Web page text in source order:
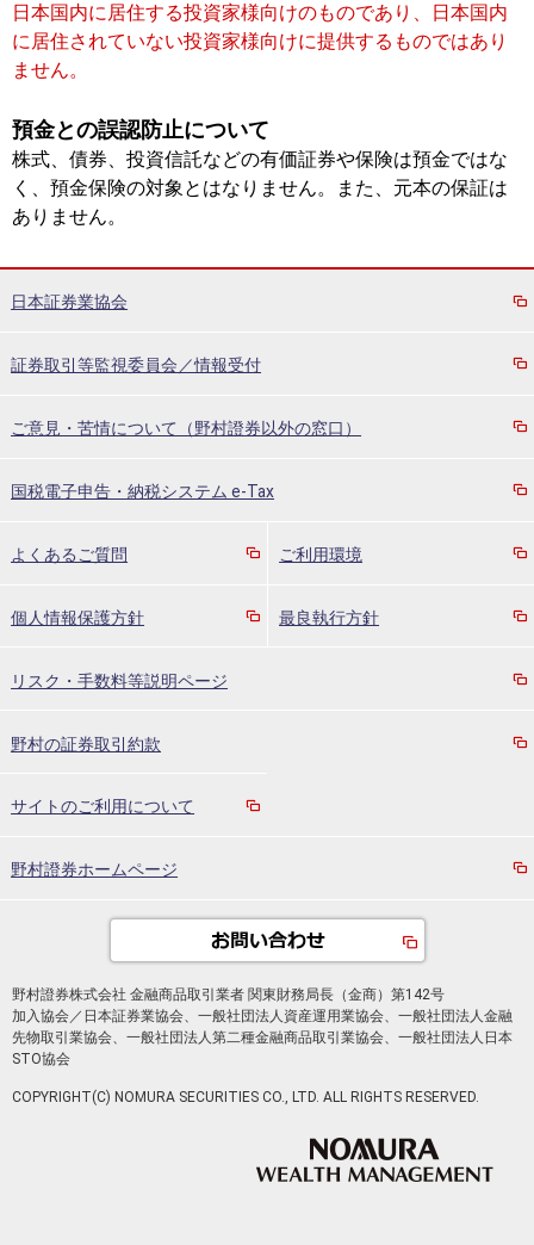
日本国内に居住する投資家様向けのものであり、日本国内
に居住されていない投資家様向けに提供するものではあり
ません。
預金との誤認防止について
株式、債券、投資信託などの有価証券や保険は預金ではな
く、預金保険の対象とはなりません。また、元本の保証は
ありません。
日本証券業協会
証券取引等監視委員会／情報受付
ご意見・苦情について（野村證券以外の窓口）
国税電子申告・納税システム e-Tax
よくあるご質問 ご利用環境
個人情報保護方針 最良執行方針
リスク・手数料等説明ページ
野村の証券取引約款
サイトのご利用について
野村證券ホームページ
野村證券株式会社 金融商品取引業者 関東財務局長（金商）第142号
加入協会／日本証券業協会、一般社団法人資産運用業協会、一般社団法人金融
先物取引業協会、一般社団法人第二種金融商品取引業協会、一般社団法人日本
STO協会
COPYRIGHT(C) NOMURA SECURITIES CO., LTD. ALL RIGHTS RESERVED.